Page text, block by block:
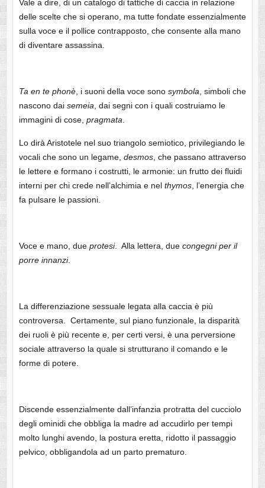
Vale a dire, di un catalogo di tattiche di caccia in relazione
delle scelte che si operano, ma tutte fondate essenzialmente
sulla voce e il pollice contrapposto, che consente alla mano
di diventare assassina.
Ta en te phonè, i suoni della voce sono symbola , simboli che
nascono dai semeia , dai segni con i quali costruiamo le
immagini di cose, pragmata
Lo dirà Aristotele nel suo triangolo semiotico, privilegiando le
vocali che sono un legame, desmos, che passano attraverso
le lettere e formano i costrutti, le armonie: un frutto dei fluidi
interni per chi crede nell’alchimia e nel thymos, l’energia che
fa pulsare le passioni.
Voce e mano, due protesi. Alla lettera, due congegni per il
porre innanzi.
La differenziazione sessuale legata alla caccia è più
controversa. Certamente, sul piano funzionale, la disparità
dei ruoli è più recente e, per certi versi, è una perversione
sociale attraverso la quale si strutturano il comando e le
forme di potere.
Discende essenzialmente dall’infanzia protratta del cucciolo
degli ominidi che obbliga la madre ad accudirlo per tempi
molto lunghi avendo, la postura eretta, ridotto il passaggio
pelvico, obbligandola ad un parto prematuro.